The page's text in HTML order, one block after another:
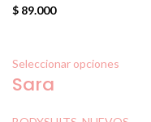
$ 89.000
Seleccionar opciones
Sara